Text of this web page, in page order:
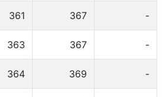
361 367 -
363 367 -
364 369 -